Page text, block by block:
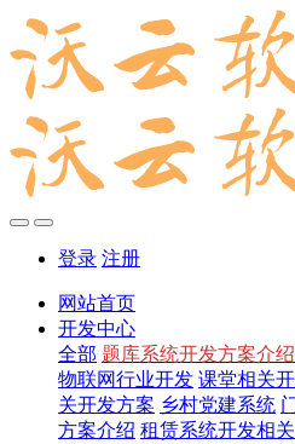
登录 注册
网站首页
开发中心
全部 题库系统开发方案介绍
物联网行业开发 课堂相关
关开发方案 乡村党建系统
方案介绍 租赁系统开发相关